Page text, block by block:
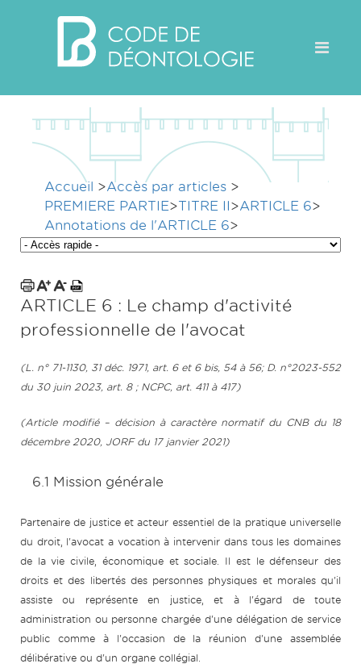
Accueil >Accès par articles >
PREMIERE PARTIE>TITRE II>ARTICLE 6>
Annotations de l'ARTICLE 6>
ARTICLE 6 : Le champ d'activité
professionnelle de l'avocat
(L. n° 71-1130, 31 déc. 1971, art. 6 et 6 bis, 54 à 56; D. n°2023-552
du 30 juin 2023, art. 8 ; NCPC, art. 411 à 417)
(Article modifié – décision à caractère normatif du CNB du 18
décembre 2020, JORF du 17 janvier 2021)
6.1 Mission générale
Partenaire de justice et acteur essentiel de la pratique universelle
du droit, l'avocat a vocation à intervenir dans tous les domaines
de la vie civile, économique et sociale. Il est le défenseur des
droits et des libertés des personnes physiques et morales qu'il
assiste ou représente en justice, et à l'égard de toute
administration ou personne chargée d'une délégation de service
public comme à l'occasion de la réunion d'une assemblée
délibérative ou d'un organe collégial.